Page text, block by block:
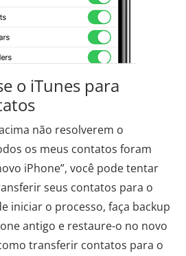
o iTunes para
não resolverem o
os meus contatos foram
iPhone”, você pode tentar
seus contatos para o
iniciar o processo, faça backup
antigo e restaure-o no novo
transferir contatos para o